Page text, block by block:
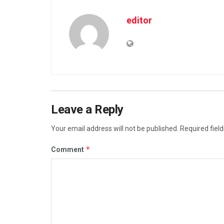
editor
Leave a Reply
Your email address will not be published. Required
Comment *